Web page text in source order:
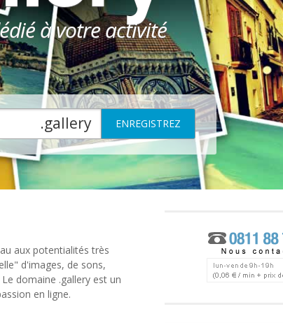
à votre activité
.gallery
aux potentialités très
d'images, de sons,
domaine .gallery est un
en ligne.